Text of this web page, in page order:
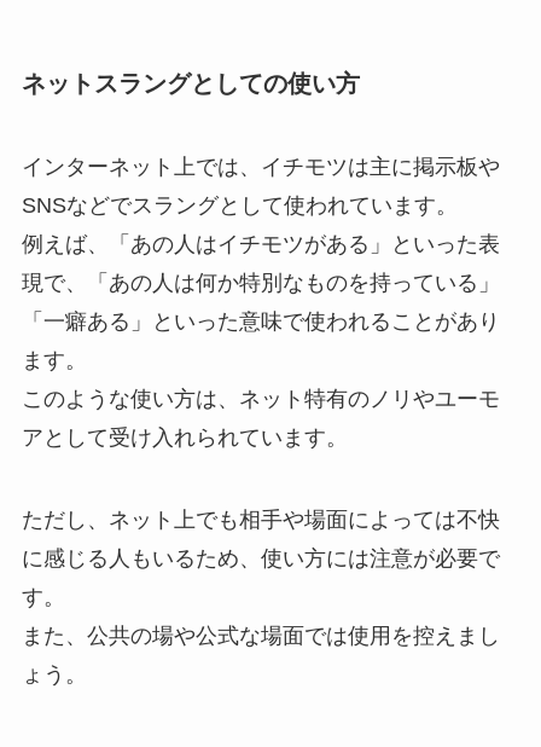
ネットスラングとしての使い方
インターネット上では、イチモツは主に掲示板や
SNSなどでスラングとして使われています。
例えば、「あの人はイチモツがある」といった表
現で、「あの人は何か特別なものを持っている」
「一癖ある」といった意味で使われることがあり
ます。
このような使い方は、ネット特有のノリやユーモ
アとして受け入れられています。
ただし、ネット上でも相手や場面によっては不快
に感じる人もいるため、使い方には注意が必要で
す。
また、公共の場や公式な場面では使用を控えまし
ょう。